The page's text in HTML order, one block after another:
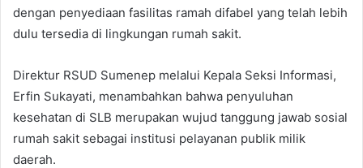
dengan penyediaan fasilitas ramah difabel yang telah lebih
dulu tersedia di lingkungan rumah sakit.
Direktur RSUD Sumenep melalui Kepala Seksi Informasi,
Erfin Sukayati, menambahkan bahwa penyuluhan
kesehatan di SLB merupakan wujud tanggung jawab sosial
rumah sakit sebagai institusi pelayanan publik milik
daerah.